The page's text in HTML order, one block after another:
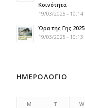
Κοινότητα
19/03/2025 - 10:14
Ώρα της Γης 2025
19/03/2025 - 10:13
ΗΜΕΡΟΛΟΓΙΟ
M T W